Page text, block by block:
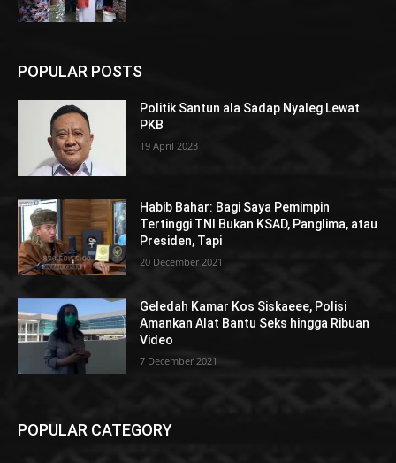
POPULAR POSTS
Politik Santun ala Sadap Nyaleg Lewat
PKB
19 April 2023
Habib Bahar: Bagi Saya Pemimpin
Tertinggi TNI Bukan KSAD, Panglima, atau
Presiden, Tapi
20 December 2021
Geledah Kamar Kos Siskaeee, Polisi
Amankan Alat Bantu Seks hingga Ribuan
Video
7 December 2021
POPULAR CATEGORY